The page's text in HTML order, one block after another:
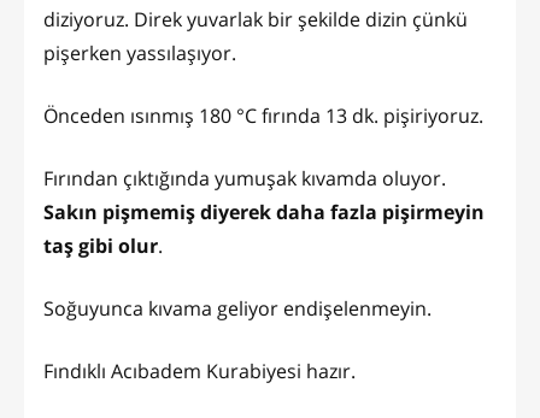
diziyoruz. Direk yuvarlak bir şekilde dizin çünkü
pişerken yassılaşıyor.
Önceden ısınmış 180 °C fırında 13 dk. pişiriyoruz.
Fırından çıktığında yumuşak kıvamda oluyor.
Sakın pişmemiş diyerek daha fazla pişirmeyin
taş gibi olur.
Soğuyunca kıvama geliyor endişelenmeyin.
Fındıklı Acıbadem Kurabiyesi hazır.